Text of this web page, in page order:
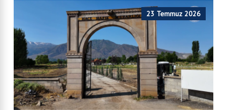
23 Temmuz 2026